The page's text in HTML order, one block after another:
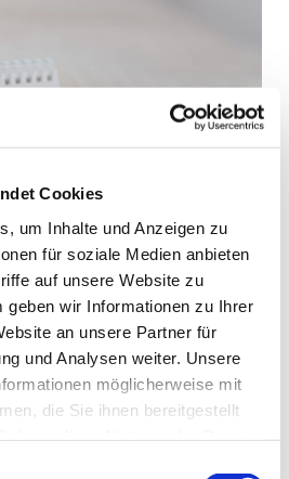
Cookies
um Inhalte und Anzeigen zu
für soziale Medien anbieten
auf unsere Website zu
geben wir Informationen zu Ihrer
an unsere Partner für
und Analysen weiter. Unsere
möglicherweise mit
die Sie ihnen bereitgestellt
September 2026,
Werftstr.